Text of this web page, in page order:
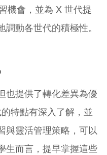
機會，並為 X 世代提
動各世代的積極性。
也提供了轉化差異為優
特點有深入了解，並
與靈活管理策略，可以
生而言，提早掌握這些